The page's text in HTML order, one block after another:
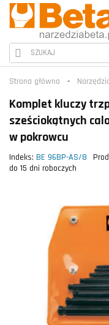
Strona główna
Komplet kluczy
sześciokątnych
w pokrowcu
Indeks: BE 96BP-AS/8
do 15 dni roboczych